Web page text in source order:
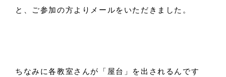
と、ご参加の方よりメールをいただきました。
ちなみに各教室さんが「屋台」を出されるんです